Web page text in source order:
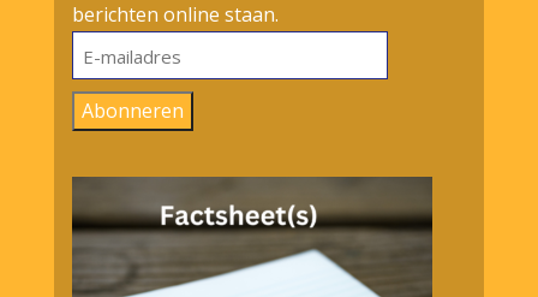
berichten online staan.
E-
mailadres
Abonneren